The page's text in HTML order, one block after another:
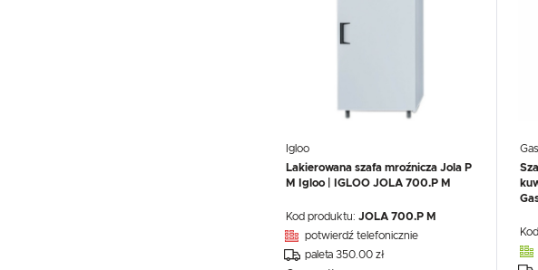
Igloo
Lakierowana szafa mroźnicza Jola P
M Igloo | IGLOO JOLA 700.P M
Kod produktu: JOLA 700.P M
potwierdź telefonicznie
paleta 350.00 zł